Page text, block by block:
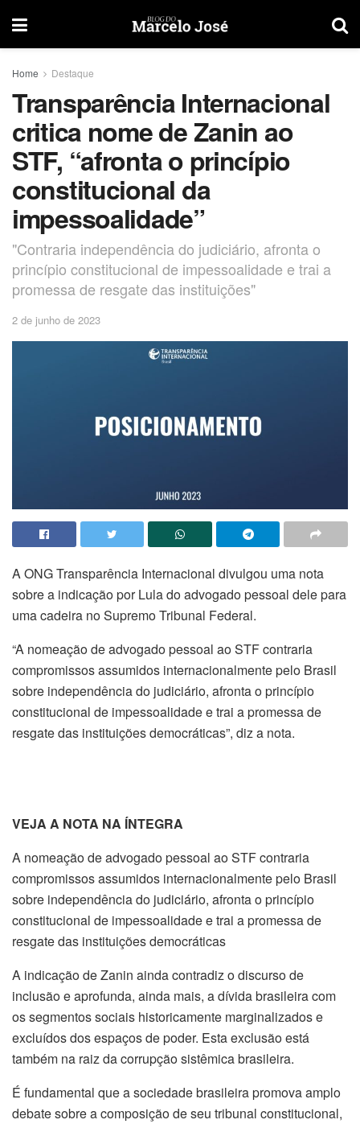
Home Destaque
Transparência Internacional
critica nome de Zanin ao
STF, “afronta o princípio
constitucional da
impessoalidade”
"Contraria independência do judiciário, afronta o
princípio constitucional de impessoalidade e trai a
promessa de resgate das instituições"
2 de junho de 2023
A ONG Transparência Internacional divulgou uma nota
sobre a indicação por Lula do advogado pessoal dele para
uma cadeira no Supremo Tribunal Federal.
“A nomeação de advogado pessoal ao STF contraria
compromissos assumidos internacionalmente pelo Brasil
sobre independência do judiciário, afronta o princípio
constitucional de impessoalidade e trai a promessa de
resgate das instituições democráticas”, diz a nota.
VEJA A NOTA NA ÍNTEGRA
A nomeação de advogado pessoal ao STF contraria
compromissos assumidos internacionalmente pelo Brasil
sobre independência do judiciário, afronta o princípio
constitucional de impessoalidade e trai a promessa de
resgate das instituições democráticas
A indicação de Zanin ainda contradiz o discurso de
inclusão e aprofunda, ainda mais, a dívida brasileira com
os segmentos sociais historicamente marginalizados e
excluídos dos espaços de poder. Esta exclusão está
também na raiz da corrupção sistêmica brasileira.
É fundamental que a sociedade brasileira promova amplo
debate sobre a composição de seu tribunal constitucional,